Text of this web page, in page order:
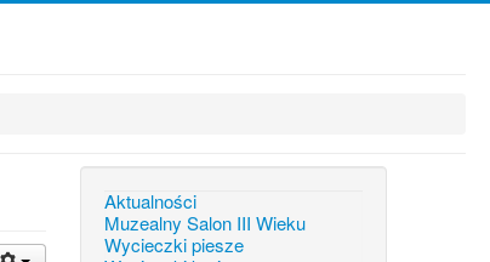
Aktualności
Muzealny Salon III Wieku
Wycieczki piesze